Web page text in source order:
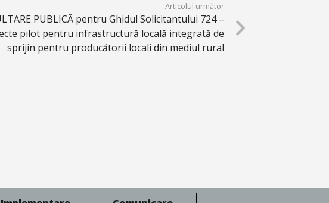
Articolul următor
PUBLICĂ pentru Ghidul Solicitantului 724 –
pilot pentru infrastructură locală integrată de
sprijin pentru producătorii locali din mediul rural